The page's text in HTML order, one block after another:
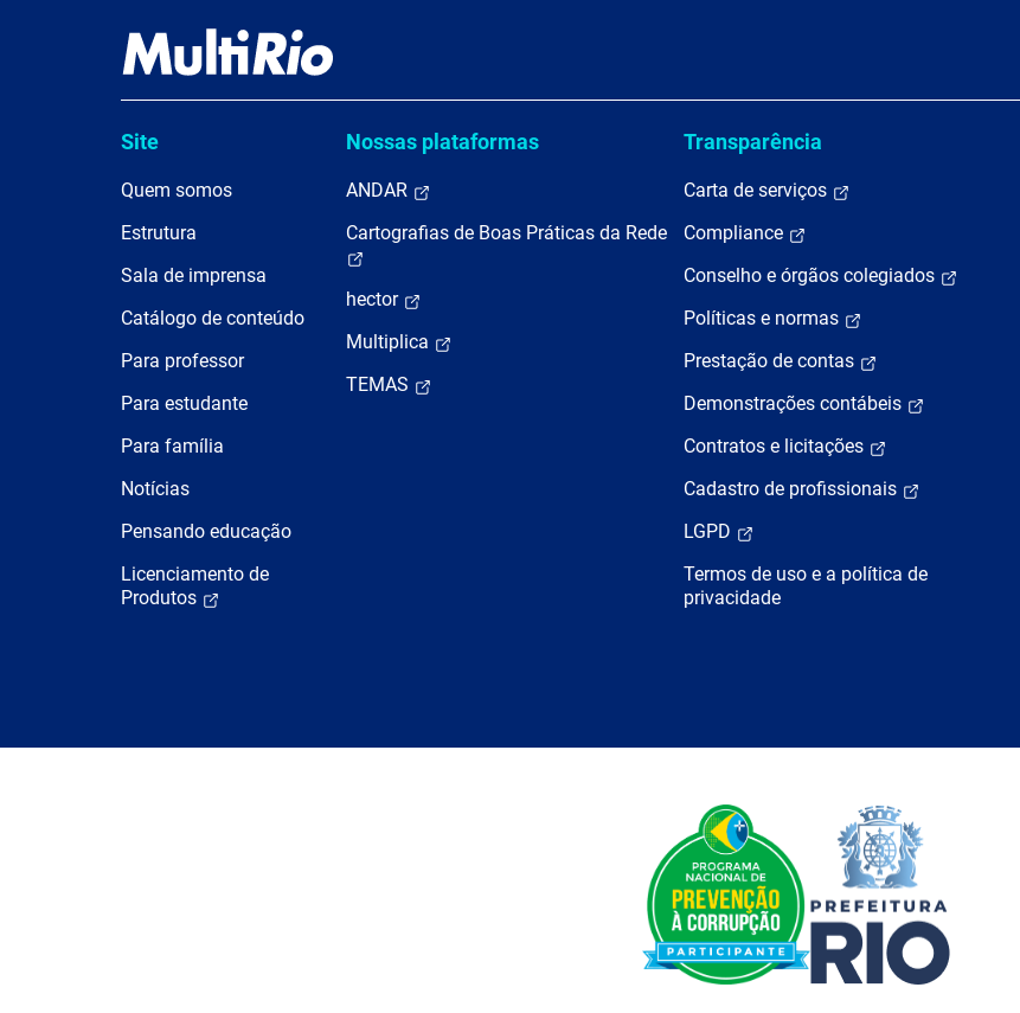
Site
Quem somos
Estrutura
Sala de imprensa
Catálogo de conteúdo
Para professor
Para estudante
Para família
Notícias
Pensando educação
Licenciamento de
Produtos
Nossas plataformas
ANDAR
Cartografias de Boas Práticas da Rede
hector
Multiplica
TEMAS
Transparência
Carta de serviços
Compliance
Conselho e órgãos colegiados
Políticas e normas
Prestação de contas
Demonstrações contábeis
Contratos e licitações
Cadastro de profissionais
LGPD
Termos de uso e a política de
privacidade